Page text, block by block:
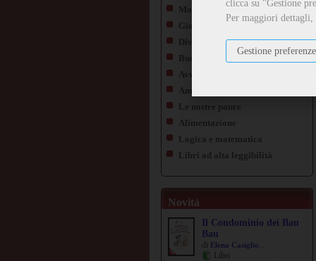
clicca su "Gestione
Per maggiori
Gestione preferenze
Morte e Perdita
Gioco e imparo
Diversità
Buona educazione e Rispetto
Avventure e Scoperte
Amore e Amicizia
Le nostre paure
Alimentazione
Logica e matematica
Libri ad alta leggibilità
Novità
Il Condominio dei Bau
Bau
di Elena Casiglio...
Libri